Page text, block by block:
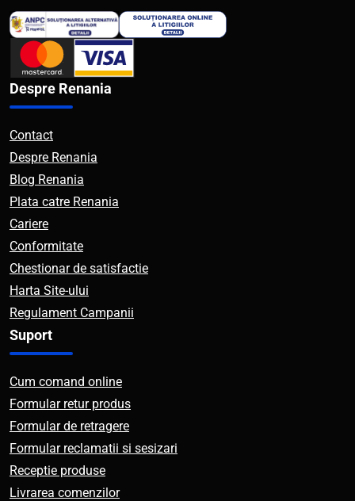
Despre Renania
Contact
Despre Renania
Blog Renania
Plata catre Renania
Cariere
Conformitate
Chestionar de satisfactie
Harta Site-ului
Regulament Campanii
Suport
Cum comand online
Formular retur produs
Formular de retragere
Formular reclamatii si sesizari
Receptie produse
Livrarea comenzilor